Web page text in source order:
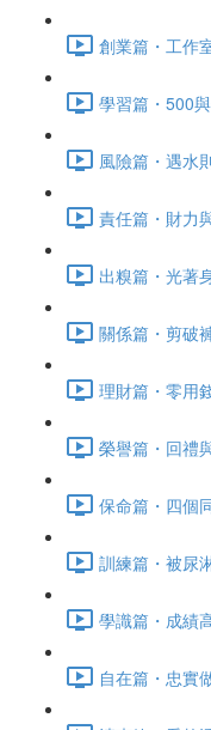
創業篇・工作
學習篇・500
風險篇・遇水
責任篇・財力
出糗篇・光著
關係篇・剪破
理財篇・零用
榮譽篇・回禮
保命篇・四個
訓練篇・被尿
學識篇・成績
自在篇・忠實